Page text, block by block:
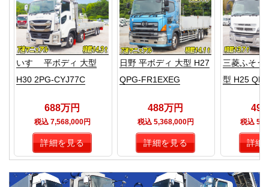
いすゞ 平ボディ 大型
H30 2PG-CYJ77C
688万円
税込 7,568,000円
詳細を見る
日野 平ボディ 大型 H27
QPG-FR1EXEG
488万円
税込 5,368,000円
詳細を見る
三菱ふそう
型 H25
498
税込
詳細